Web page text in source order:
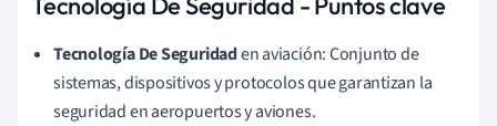
Tecnología De Seguridaden aviación: Conjunto de
sistemas, dispositivos y protocolos que garantizan la
seguridad en aeropuertos y aviones.